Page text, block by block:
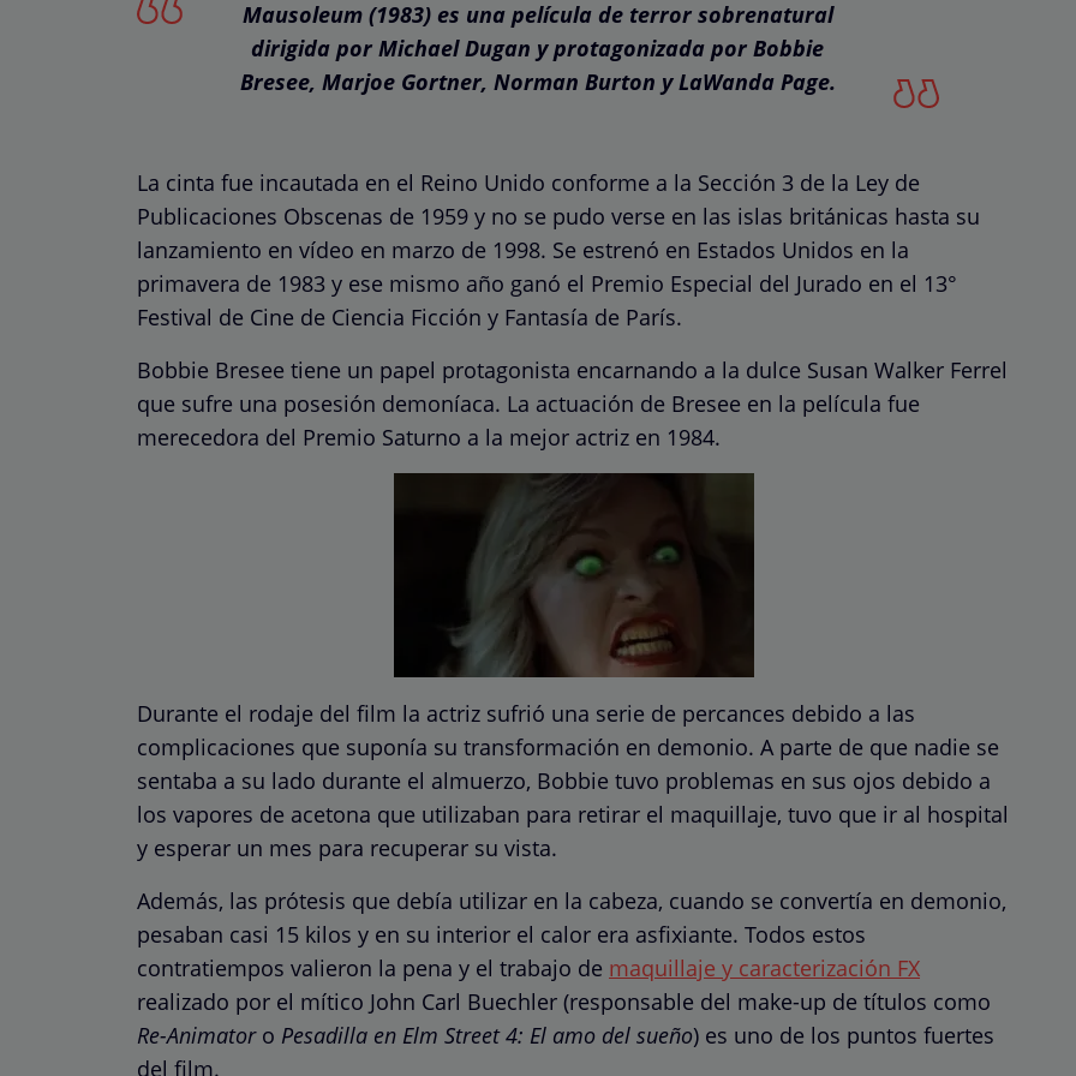
Mausoleum (1983) es una película de terror sobrenatural
dirigida por Michael Dugan y protagonizada por Bobbie
Bresee, Marjoe Gortner, Norman Burton y LaWanda Page.
La cinta fue incautada en el Reino Unido conforme a la Sección 3 de la Ley de
Publicaciones Obscenas de 1959 y no se pudo verse en las islas británicas hasta su
lanzamiento en vídeo en marzo de 1998. Se estrenó en Estados Unidos en la
primavera de 1983 y ese mismo año ganó el Premio Especial del Jurado en el 13°
Festival de Cine de Ciencia Ficción y Fantasía de París.
Bobbie Bresee tiene un papel protagonista encarnando a la dulce Susan Walker Ferrel
que sufre una posesión demoníaca. La actuación de Bresee en la película fue
merecedora del Premio Saturno a la mejor actriz en 1984.
Durante el rodaje del film la actriz sufrió una serie de percances debido a las
complicaciones que suponía su transformación en demonio. A parte de que nadie se
sentaba a su lado durante el almuerzo, Bobbie tuvo problemas en sus ojos debido a
los vapores de acetona que utilizaban para retirar el maquillaje, tuvo que ir al hospital
y esperar un mes para recuperar su vista.
Además, las prótesis que debía utilizar en la cabeza, cuando se convertía en demonio,
pesaban casi 15 kilos y en su interior el calor era asfixiante. Todos estos
contratiempos valieron la pena y el trabajo de maquillaje y caracterización FX
realizado por el mítico John Carl Buechler (responsable del make-up de títulos como
Re-Animatoro Pesadilla en Elm Street 4: El amo del sueño) es uno de los puntos fuertes
del film.